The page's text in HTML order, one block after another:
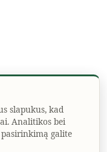
slapukus, kad
Analitikos bei
galite